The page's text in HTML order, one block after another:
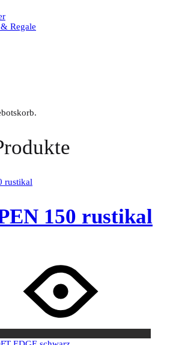
Regale
150 rustikal